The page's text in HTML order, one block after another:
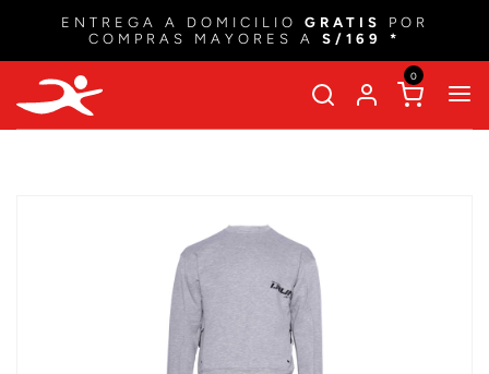
ENTREGA A DOMICILIO GRATIS
POR
COMPRAS MAYORES A S/169 *
0